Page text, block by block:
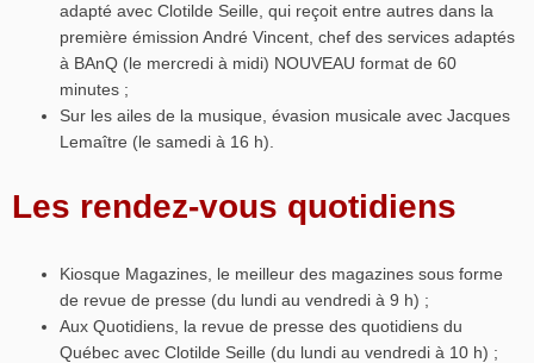
adapté avec Clotilde Seille, qui reçoit entre autres dans la
première émission André Vincent, chef des services adaptés
à BAnQ (le mercredi à midi) NOUVEAU format de 60
minutes ;
Sur les ailes de la musique, évasion musicale avec Jacques
Lemaître (le samedi à 16 h).
Les rendez-vous quotidiens
Kiosque Magazines, le meilleur des magazines sous forme
de revue de presse (du lundi au vendredi à 9 h) ;
Aux Quotidiens, la revue de presse des quotidiens du
Québec avec Clotilde Seille (du lundi au vendredi à 10 h) ;